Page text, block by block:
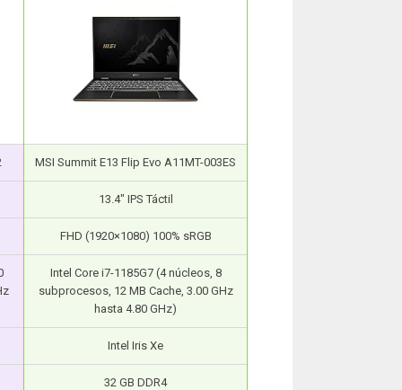
MSI Summit E13 Flip Evo A11MT-003ES
13.4″ IPS Táctil
FHD (1920×1080) 100% sRGB
Intel Core i7-1185G7 (4 núcleos, 8
subprocesos, 12 MB Cache, 3.00 GHz
hasta 4.80 GHz)
Intel Iris Xe
32 GB DDR4